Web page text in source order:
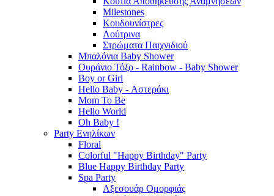
Milestones
Κουδουνίστρες
Λούτρινα
Στρώματα Παιχνιδιού
Μπαλόνια Baby Shower
Ουράνιο Τόξο - Rainbow - Baby Shower
Boy or Girl
Hello Baby - Αστεράκι
Mom To Be
Hello World
Oh Baby !
Party Ενηλίκων
Floral
Colorful "Happy Birthday" Party
Blue Happy Birthday Party
Spa Party
Αξεσουάρ Ομορφιάς